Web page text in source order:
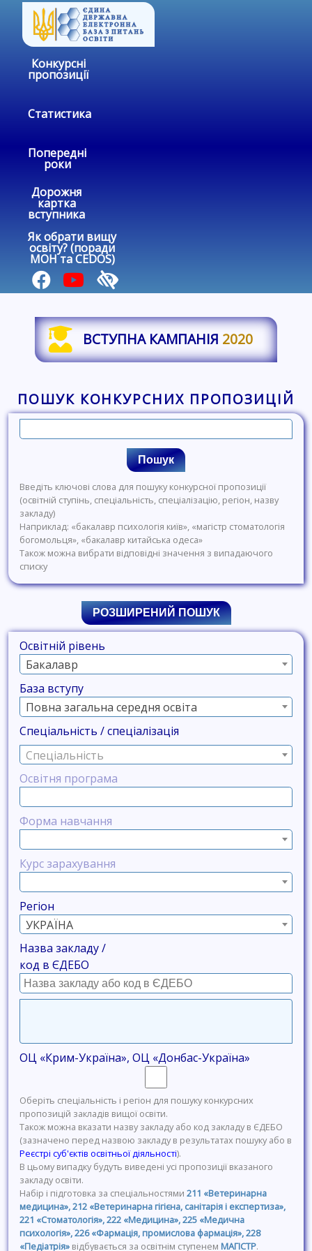
Конкурсні
пропозиції
Статистика
Попередні
роки
Дорожня
картка
вступника
Як обрати вищу
освіту? (поради
МОН та CEDOS)
ВСТУПНА КАМПАНІЯ 2020
ПОШУК КОНКУРСНИХ ПРОПОЗИЦІЙ
Пошук
Введіть ключові слова для пошуку конкурсної пропозиції
(освітній ступінь, спеціальність, спеціалізацію, регіон, назву
закладу)
Наприклад: «бакалавр психологія київ», «магістр стоматологія
богомольця», «бакалавр китайська одеса»
Також можна вибрати відповідні значення з випадаючого
списку
РОЗШИРЕНИЙ ПОШУК
Освітній рівень
Бакалавр
База вступу
Повна загальна середня освіта
Спеціальність / спеціалізація
Спеціальність
Освітня програма
Форма навчання
Курс зарахування
Регіон
УКРАЇНА
Назва закладу /
код в ЄДЕБО
ОЦ «Крим-Україна», ОЦ «Донбас-Україна»
Оберіть спеціальність і регіон для пошуку конкурсних
пропозицій закладів вищої освіти.
Також можна вказати назву закладу або код закладу в ЄДЕБО
(зазначено перед назвою закладу в результатах пошуку або в
Реєстрі суб'єктів освітньої діяльності).
В цьому випадку будуть виведені усі пропозиції вказаного
закладу освіти.
Набір і підготовка за спеціальностями211 «Ветеринарна
медицина», 212 «Ветеринарна гігієна, санітарія і експертиза»,
221 «Стоматологія», 222 «Медицина», 225 «Медична
психологія», 226 «Фармація, промислова фармація», 228
«Педіатрія» відбувається за освітнім ступенем МАГІСТР.